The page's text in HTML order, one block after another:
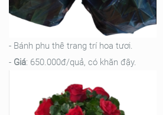
- Bánh phu thê trang trí hoa tươi.
- Giá: 650.000đ/quả, có khăn đậy.